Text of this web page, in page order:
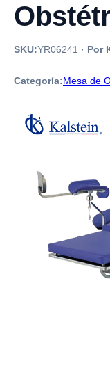
SKU:YR06241 · Por
Categoría:Mesa de